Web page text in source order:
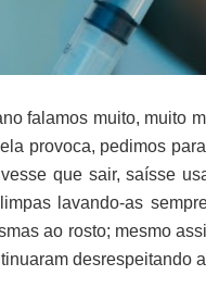
falamos muito, muito
provoca, pedimos
que sair, saísse
lavando-as
ao rosto; mesmo
desrespeitando